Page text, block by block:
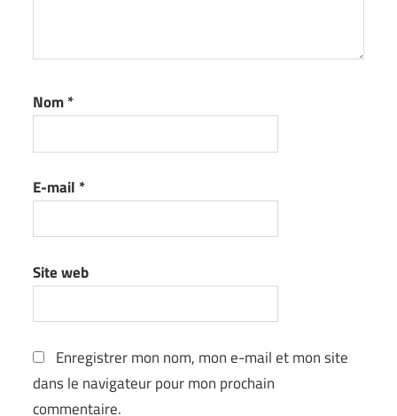
Nom*
E-mail *
Site web
Enregistrer mon nom, mon e-mail et mon site
dans le navigateur pour mon prochain
commentaire.